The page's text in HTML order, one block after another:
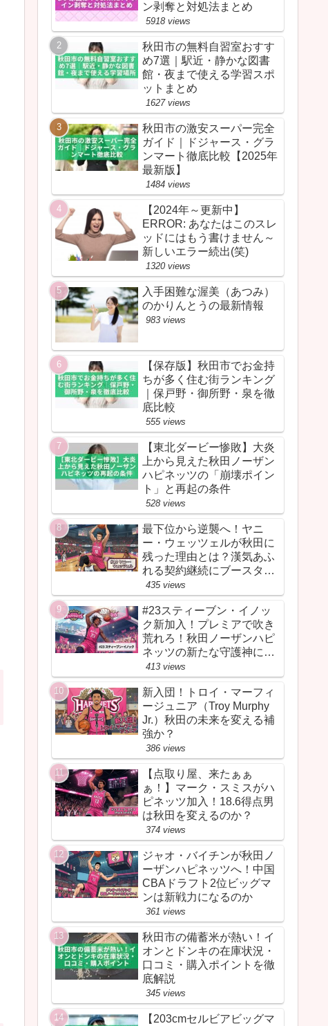
ン剥奪と対処法まとめ
5918 views
秋田市の無料自習室おすす
め7選｜駅近・静かな図書
館・夜まで使える学習スポ
ットまとめ
1627 views
秋田市の激安スーパー完全
ガイド｜ドジャース・グラ
ンマート徹底比較【2025年
最新版】
1484 views
【2024年～更新中】
ERROR: あなたはこのスレ
ッドにはもう書けません～
新しいエラー続出(笑)
1320 views
入手困難な渥美（あつみ）
のかりんとうの最新情報
983 views
【保存版】秋田市でお金持
ちが多く住む街ランキング
｜保戸野・御所野・泉を徹
底比較
555 views
【東北ダービー惨敗】大炎
上から見えた秋田ノーザン
ハピネッツの「崩壊ポイン
ト」と再起の条件
528 views
最下位から逆襲へ！ヤニ
ー・ウェッツェルが秋田に
残った理由とは？漢気あふ
れる契約継続にブースター
が胸を熱くしたワケ
435 views
#23スティーブン・イノッ
ク新加入！プレミアで吹き
荒れろ！秋田ノーザンハピ
ネッツの新たな守護神にな
るか
413 views
新入団！トロイ・マーフィ
ージュニア（Troy Murphy
Jr.）秋田の未来を変える補
強か？
386 views
【点取り屋、来たぁぁ
ぁ！】マーク・スミスがハ
ピネッツ加入！18.6得点男
は秋田を変えるのか？
374 views
ジャオ・バイチンが秋田ノ
ーザンハピネッツへ！中国
CBAドラフト2位ビッグマ
ンは新戦力になるのか
361 views
秋田市の備蓄米が熱い！イ
オンとドンキの在庫状況・
口コミ・購入ポイントを徹
底解説
345 views
【203cmセルビアビッグマ